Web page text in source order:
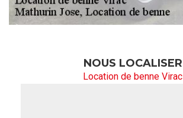
NOUS LOCALISER
Location de benne Virac